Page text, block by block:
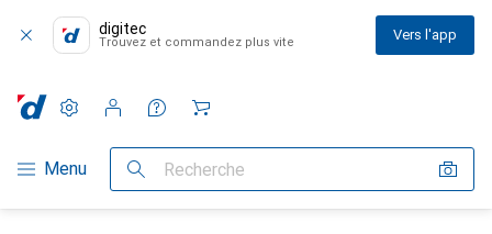
digitec
Trouvez et commandez plus vite Vers l'app
Navigation par catégorie
Menu Recherche
Paramètres
Compte client
Listes de comparaison
Listes d'envies
Panier